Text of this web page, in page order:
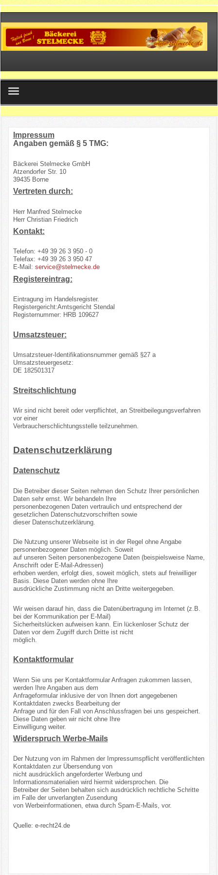
Home
Filialen
Produkte
Kontakt
Impressum
Impressum
Angaben gemäß § 5 TMG:
Bäckerei Stelmecke GmbH
Atzendorfer Str. 10
39435 Borne
Vertreten durch:
Herr Manfred Stelmecke
Herr Christian Friedrich
Kontakt:
Telefon: +49 39 26 3 950 - 0
Telefax: +49 39 26 3 950 47
E-Mail: service@stelmecke.de
Registereintrag:
Eintragung im Handelsregister.
Registergericht:Amtsgericht Stendal
Registernummer: HRB 109627
Umsatzsteuer:
Umsatzsteuer-Identifikationsnummer gemäß §27 a
Umsatzsteuergesetz:
DE 182501317
Streitschlichtung
Wir sind nicht bereit oder verpflichtet, an Streitbeilegungsverfahren
vor einer
Verbraucherschlichtungsstelle teilzunehmen.
Datenschutzerklärung
Datenschutz
Die Betreiber dieser Seiten nehmen den Schutz Ihrer persönlichen
Daten sehr ernst. Wir behandeln Ihre
personenbezogenen Daten vertraulich und entsprechend der
gesetzlichen Datenschutzvorschriften sowie
dieser Datenschutzerklärung.
Die Nutzung unserer Webseite ist in der Regel ohne Angabe
personenbezogener Daten möglich. Soweit
auf unseren Seiten personenbezogene Daten (beispielsweise Name,
Anschrift oder E-Mail-Adressen)
erhoben werden, erfolgt dies, soweit möglich, stets auf freiwilliger
Basis. Diese Daten werden ohne Ihre
ausdrückliche Zustimmung nicht an Dritte weitergegeben.
Wir weisen darauf hin, dass die Datenübertragung im Internet (z.B.
bei der Kommunikation per E-Mail)
Sicherheitslücken aufweisen kann. Ein lückenloser Schutz der
Daten vor dem Zugriff durch Dritte ist nicht
möglich.
Kontaktformular
Wenn Sie uns per Kontaktformular Anfragen zukommen lassen,
werden Ihre Angaben aus dem
Anfrageformular inklusive der von Ihnen dort angegebenen
Kontaktdaten zwecks Bearbeitung der
Anfrage und für den Fall von Anschlussfragen bei uns gespeichert.
Diese Daten geben wir nicht ohne Ihre
Einwilligung weiter.
Widerspruch Werbe-Mails
Der Nutzung von im Rahmen der Impressumspflicht veröffentlichten
Kontaktdaten zur Übersendung von
nicht ausdrücklich angeforderter Werbung und
Informationsmaterialien wird hiermit widersprochen. Die
Betreiber der Seiten behalten sich ausdrücklich rechtliche Schritte
im Falle der unverlangten Zusendung
von Werbeinformationen, etwa durch Spam-E-Mails, vor.
Quelle: e-recht24.de